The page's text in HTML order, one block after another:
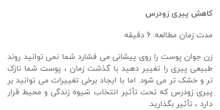
کاهش پیری زودرس
مدت زمان مطالعه: 6 دقیقه
زن جوان پوست را روی پیشانی می فشارد شما نمی توانید روند
طبیعی پیری را تغییر دهید با گذشت زمان ، پوست شما نازک
تر و خشک تر می شود. اما با ایجاد برخی تغییرات می توانید بر
پیری زودرس که تحت تأثیر انتخاب شیوه زندگی و محیط قرار
دارد ، تأثیر بگذارید.